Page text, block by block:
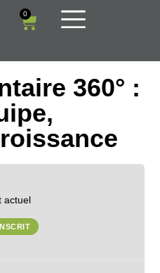
0
360° :
actuel